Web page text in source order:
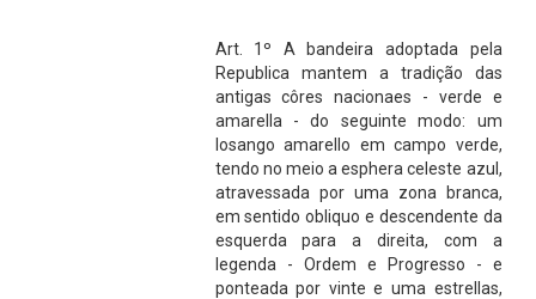
Art. 1º A bandeira adoptada pela
Republica mantem a tradição das
antigas côres nacionaes - verde e
amarella - do seguinte modo: um
losango amarello em campo verde,
tendo no meio a esphera celeste azul,
atravessada por uma zona branca,
em sentido obliquo e descendente da
esquerda para a direita, com a
legenda - Ordem e Progresso - e
ponteada por vinte e uma estrellas,